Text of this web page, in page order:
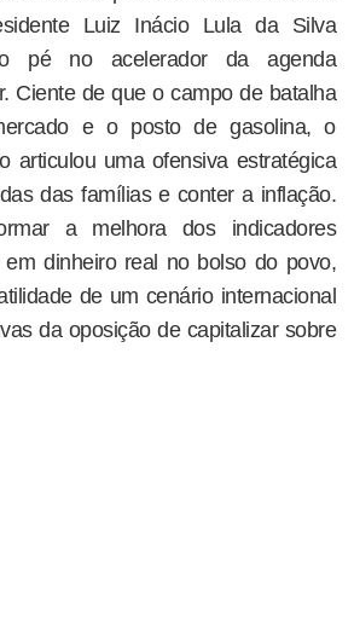
Luiz Inácio Lula da Silva
pé no acelerador da agenda
Ciente de que o campo de batalha
e o posto de gasolina, o
articulou uma ofensiva estratégica
das famílias e conter a inflação.
a melhora dos indicadores
em dinheiro real no bolso do povo,
de um cenário internacional
da oposição de capitalizar sobre